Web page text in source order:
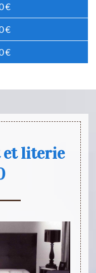
€
€
€
et literie